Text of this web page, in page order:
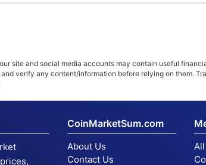
site and social media accounts may contain useful
verify any content/information before relying on them.
CoinMarketSum.com
About Us
Contact Us